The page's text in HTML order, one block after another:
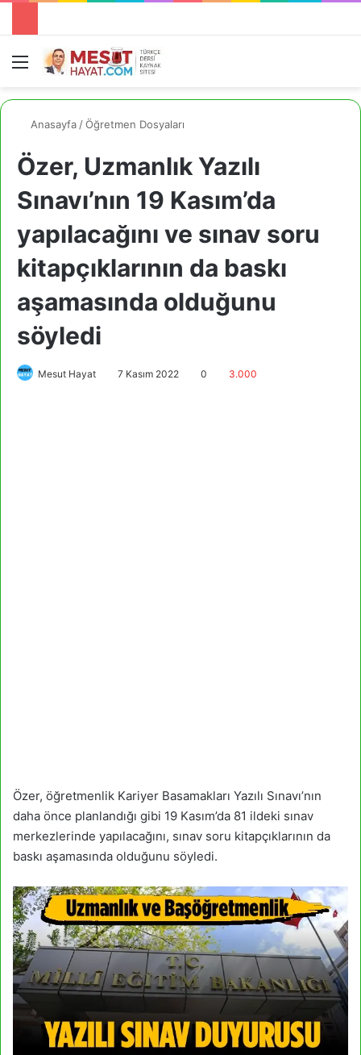
Menü
Anasayfa /Öğretmen Dosyaları
Özer, Uzmanlık Yazılı
Sınavı’nın 19 Kasım’da
yapılacağını ve sınav soru
kitapçıklarının da baskı
aşamasında olduğunu
söyledi
Mesut Hayat 7 Kasım 2022 0 3.000
Özer, öğretmenlik Kariyer Basamakları Yazılı Sınavı’nın
daha önce planlandığı gibi 19 Kasım’da 81 ildeki sınav
merkezlerinde yapılacağını, sınav soru kitapçıklarının da
baskı aşamasında olduğunu söyledi.